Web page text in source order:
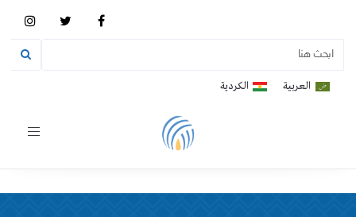
العربية الكردية
Toggle